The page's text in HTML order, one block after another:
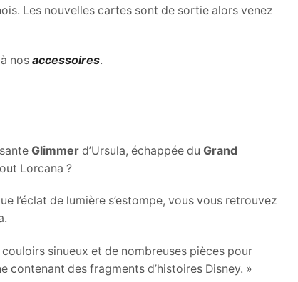
Les nouvelles cartes sont de sortie alors venez
nos accessoires.
Glimmer d’Ursula, échappée du Grand
Lorcana ?
l’éclat de lumière s’estompe, vous vous retrouvez
sinueux et de nombreuses pièces pour
contenant des fragments d’histoires Disney. »